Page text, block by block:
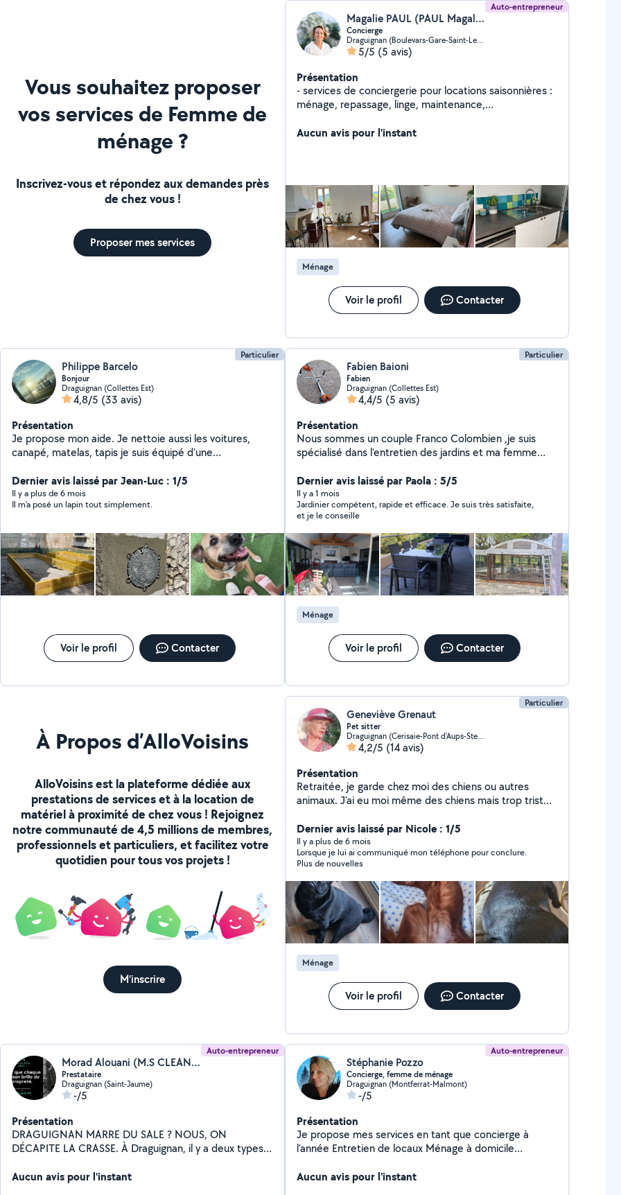
Vous souhaitez proposer
vos services de Femme de
ménage ?
Inscrivez-vous et répondez aux demandes près
de chez vous !
Proposer mes services
Auto-entrepreneur
Magalie PAUL (PAUL Magalie EI)
Concierge
Draguignan (Boulevars-Gare-Saint-Leger-Chabrand)
5/5 (5 avis)
Présentation
- services de conciergerie pour locations saisonnières :
ménage, repassage, linge, maintenance,
consommables, gardiennage, entretien de piscine, spa
Aucun avis pour l'instant
Ménage
Voir le profil Contacter
Particulier
Philippe Barcelo
Bonjour
Draguignan (Collettes Est)
4,8/5 (33 avis)
Présentation
Je propose mon aide. Je nettoie aussi les voitures,
canapé, matelas, tapis je suis équipé d'une
France et non dangereux
Dernier avis laissé par Jean-Luc : 1/5
Il y a plus de 6 mois
Il m'a posé un lapin tout simplement.
Voir le profil Contacter
Particulier
Fabien Baioni
Fabien
Draguignan (Collettes Est)
4,4/5 (5 avis)
Présentation
Nous sommes un couple Franco Colombien ,je suis
spécialisé dans l'entretien des jardins et ma femme
jardinage et ma femme recherche des ménages nous
pouvons nous occuper des entrées et sorties de vos
locations courte durée
Dernier avis laissé par Paola : 5/5
Il y a 1 mois
Jardinier compétent, rapide et efficace. Je suis très satisfaite,
et je le conseille
Ménage
Voir le profil Contacter
À Propos d’AlloVoisins
AlloVoisins est la plateforme dédiée aux
prestations de services et à la location de
matériel à proximité de chez vous ! Rejoignez
notre communauté de 4,5 millions de membres,
professionnels et particuliers, et facilitez votre
quotidien pour tous vos projets !
M'inscrire
Particulier
Geneviève Grenaut
Pet sitter
Draguignan (Cerisaie-Pont d'Aups-Ste Cile-Beaussaret)
4,2/5 (14 avis)
Présentation
Retraitée, je garde chez moi des chiens ou autres
animaux. J'ai eu moi même des chiens mais trop triste
convient parfaitement. Ambiance familiale assurée.
J'habite dans une maison avec jardin clôturé. Plusieurs
promenades par jour sont faites malgré le jardin. Réf si
besoin.
Dernier avis laissé par Nicole : 1/5
Il y a plus de 6 mois
Lorsque je lui ai communiqué mon téléphone pour conclure.
Plus de nouvelles
Ménage
Voir le profil Contacter
Auto-entrepreneur
Morad Alouani (M.S CLEAN PRO)
Prestataire
Draguignan (Saint-Jaume)
-/5
Présentation
DRAGUIGNAN MARRE DU SALE ? NOUS, ON
DÉCAPITE LA CRASSE. À Draguignan, il y a deux types
qu'on intervienne Nettoyage maison & appartement
Aucun avis pour l'instant
Auto-entrepreneur
Stéphanie Pozzo
Concierge, femme de ménage
Draguignan (Montferrat-Malmont)
-/5
Présentation
Je propose mes services en tant que concierge à
l'année Entretien de locaux Ménage à domicile
Aucun avis pour l'instant